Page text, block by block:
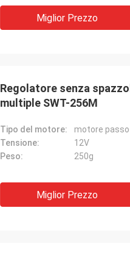
Miglior Prezzo
Regolatore senza
multiple SWT-256M
Tipo del motore:
motore
Tensione:
12V
Peso:
250g
Miglior Prezzo